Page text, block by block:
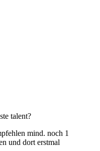
talent?
mind. noch 1
und dort erstmal